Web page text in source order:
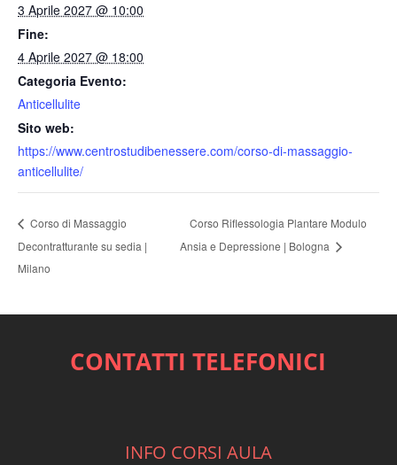
3 Aprile 2027 @ 10:00
Fine:
4 Aprile 2027 @ 18:00
Categoria Evento:
Anticellulite
Sito web:
https://www.centrostudibenessere.com/corso-di-massaggio-
anticellulite/
Corso di Massaggio
Decontratturante su sedia |
Milano
Corso Riflessologia Plantare Modulo
Ansia e Depressione | Bologna
CONTATTI TELEFONICI
INFO CORSI AULA